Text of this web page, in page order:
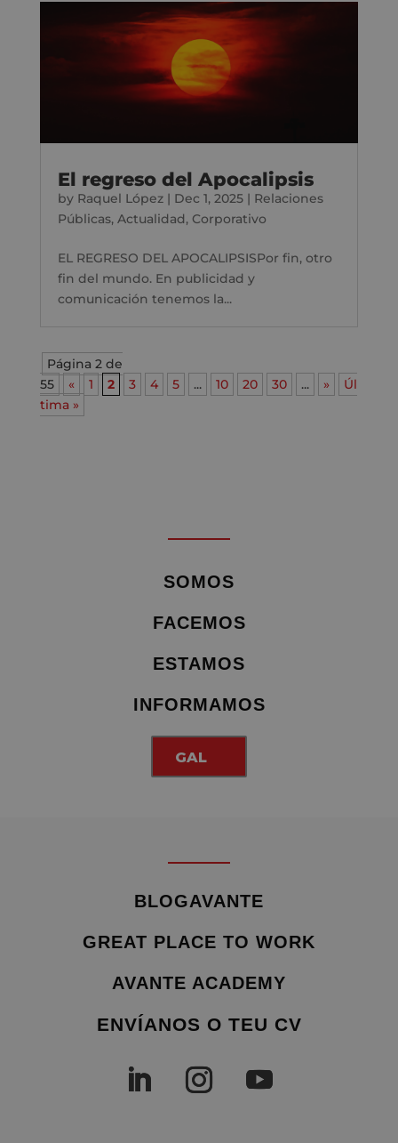
El regreso del Apocalipsis
by Raquel López| Dec 1, 2025| Relaciones
Públicas, Actualidad, Corporativo
EL REGRESO DEL APOCALIPSISPor fin, otro
fin del mundo. En publicidad y
comunicación tenemos la...
Página 2 de
55
« 1 2 3 4 5 ... 10 20 30 ... »
Úl
tima »
SOMOS
FACEMOS
ESTAMOS
INFORMAMOS
GAL
BLOGAVANTE
GREAT PLACE TO WORK
AVANTE ACADEMY
ENVÍANOS O TEU CV